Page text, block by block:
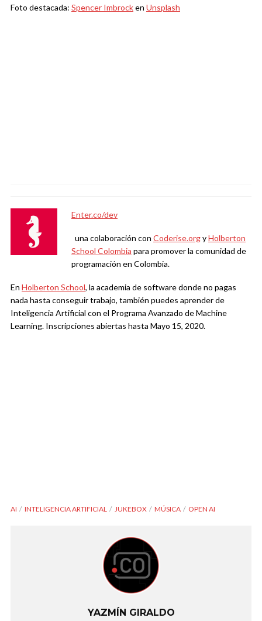
Foto destacada: Spencer Imbrocken Unsplash
Enter.co/dev
una colaboración con Coderise.orgyHolberton
School Colombia para promover la comunidad de
programación en Colombia.
En Holberton School, la academia de software donde no pagas
nada hasta conseguir trabajo, también puedes aprender de
Inteligencia Artificial con el Programa Avanzado de Machine
Learning. Inscripciones abiertas hasta Mayo 15, 2020.
AI INTELIGENCIA ARTIFICIAL JUKEBOX MÚSICA OPEN AI
YAZMÍN GIRALDO